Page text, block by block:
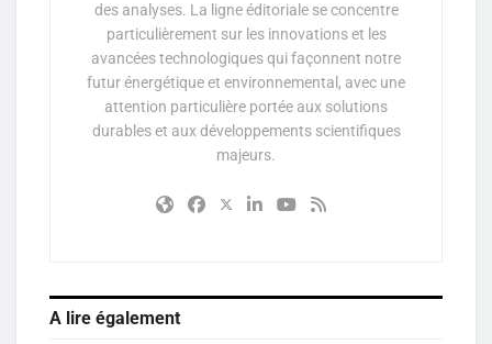
des analyses. La ligne éditoriale se concentre
particulièrement sur les innovations et les
avancées technologiques qui façonnent notre
futur énergétique et environnemental, avec une
attention particulière portée aux solutions
durables et aux développements scientifiques
majeurs.
A lire également